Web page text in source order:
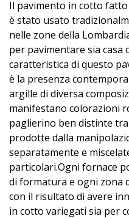
Tolentino
Cornici
di
Gronda
a
Ferrara
Palazzo
Cinquecentesco
a
Carpi
(MO)
Ristorante
"Il
Cavallino"
di
Il pavimento in cotto
è stato usato
nelle zone della
per pavimentare sia casa
caratteristica di questo
è la presenza
argille di diversa
manifestano colorazioni
paglierino ben distinte
prodotte dalla
separatamente e
particolari.Ogni fornace
di formatura e ogni zona
con il risultato di avere
in cotto variegati sia per